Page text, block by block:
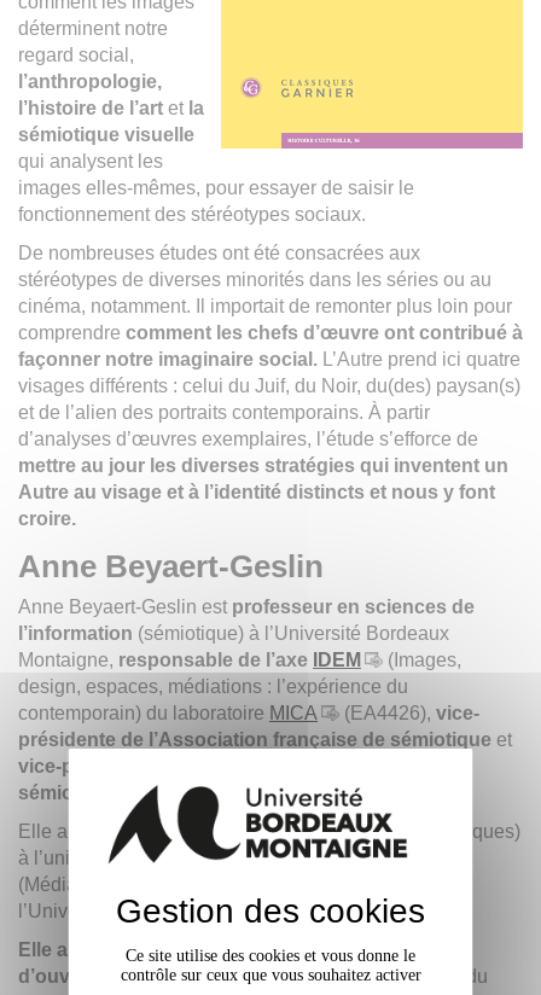
déterminent notre
regard social,
l’anthropologie,
l’histoire de l’art et la
sémiotique visuelle
qui analysent les
images elles-mêmes, pour essayer de saisir le
fonctionnement des stéréotypes sociaux.
De nombreuses études ont été consacrées aux
stéréotypes de diverses minorités dans les séries ou au
cinéma, notamment. Il importait de remonter plus loin pour
comprendre comment les chefs d’œuvre ont contribué à
façonner notre imaginaire social. L’Autre prend ici quatre
visages différents : celui du Juif, du Noir, du(des) paysan(s)
et de l’alien des portraits contemporains. À partir
d’analyses d’œuvres exemplaires, l’étude s’efforce de
mettre au jour les diverses stratégies qui inventent un
Autre au visage et à l’identité distincts et nous y font
croire.
Anne Beyaert-Geslin
Anne Beyaert-Geslin est professeur en sciences de
l’information (sémiotique) à l’Université Bordeaux
Montaigne, responsable de l’axe IDEM
(Images,
design, espaces, médiations : l’expérience du
contemporain) du laboratoire MICA (EA4426), vice-
présidente de l’Association française de sémiotique et
vice-présidente de l’Association internationale de
sémiotique visuelle,où elle représente la France.
Elle a dirigé le CeReS (Centre de recherches sémiotiques)
à l’université de Limoges et le laboratoireMICA
(Médiations, information, communication, arts) à
l’Université Bordeaux Montaigne.
Elle a publié environ 160 articles et chapitres
d’ouvragesen sémiotique de l’image et sémiotique du
Gestion des cookies
Ce site utilise des cookies et vous donne le
contrôle sur ceux que vous souhaitez activer